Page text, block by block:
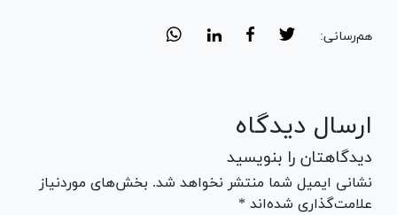
هم‌رسانی:
ارسال دیدگاه
دیدگاهتان را بنویسید
نشانی ایمیل شما منتشر نخواهد شد. بخش‌های موردنیاز
علامت‌گذاری شده‌اند *